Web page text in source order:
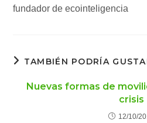
fundador de ecointeligencia
TAMBIÉN PODRÍA
Nuevas formas de
crisis
12/10/